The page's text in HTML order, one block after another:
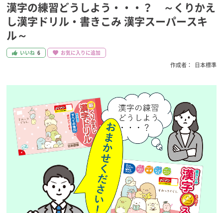
漢字の練習どうしよう・・・？ ～くりかえ
し漢字ドリル・書きこみ 漢字スーパースキ
ル～
いいね 6 お気に入りに追加
作成者： 日本標準